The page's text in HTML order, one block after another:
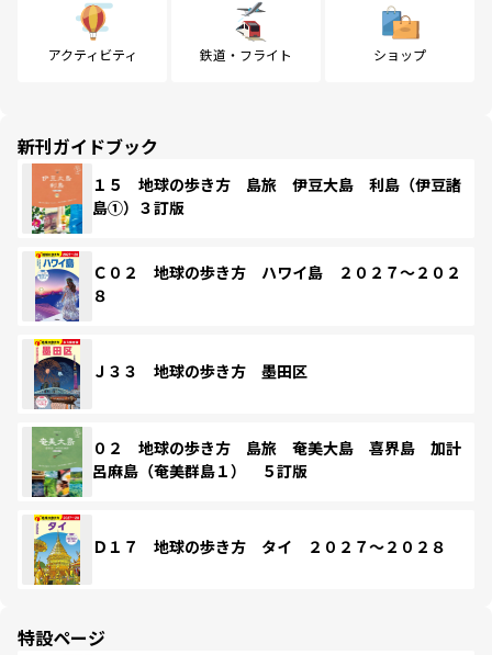
アクティビティ 鉄道・フライト ショップ
新刊ガイドブック
１５ 地球の歩き方 島旅 伊豆大島 利島（伊豆諸
島①）３訂版
Ｃ０２ 地球の歩き方 ハワイ島 ２０２７～２０２
８
Ｊ３３ 地球の歩き方 墨田区
０２ 地球の歩き方 島旅 奄美大島 喜界島 加計
呂麻島（奄美群島１） ５訂版
Ｄ１７ 地球の歩き方 タイ ２０２７～２０２８
特設ページ